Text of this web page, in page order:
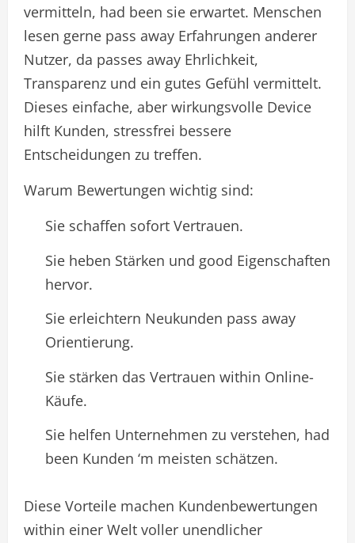
vermitteln, had been sie erwartet. Menschen
lesen gerne pass away Erfahrungen anderer
Nutzer, da passes away Ehrlichkeit,
Transparenz und ein gutes Gefühl vermittelt.
Dieses einfache, aber wirkungsvolle Device
hilft Kunden, stressfrei bessere
Entscheidungen zu treffen.
Warum Bewertungen wichtig sind:
Sie schaffen sofort Vertrauen.
Sie heben Stärken und good Eigenschaften
hervor.
Sie erleichtern Neukunden pass away
Orientierung.
Sie stärken das Vertrauen within Online-
Käufe.
Sie helfen Unternehmen zu verstehen, had
been Kunden ‘m meisten schätzen.
Diese Vorteile machen Kundenbewertungen
within einer Welt voller unendlicher